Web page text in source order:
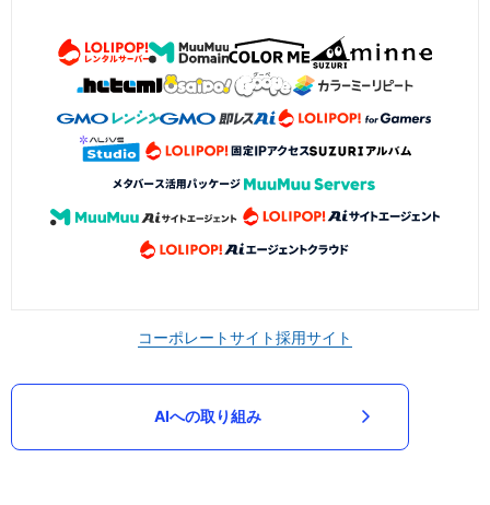
コーポレートサイト採用サイト
AIへの取り組み